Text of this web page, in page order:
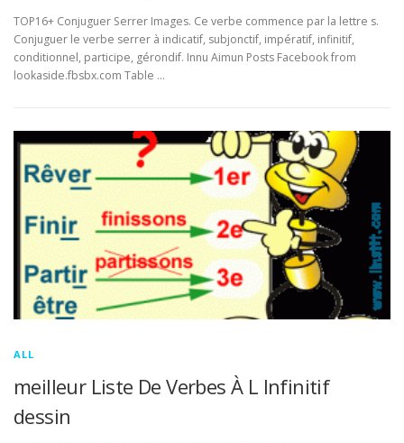
TOP16+ Conjuguer Serrer Images. Ce verbe commence par la lettre s.
Conjuguer le verbe serrer à indicatif, subjonctif, impératif, infinitif,
conditionnel, participe, gérondif. Innu Aimun Posts Facebook from
lookaside.fbsbx.com Table …
ALL
meilleur Liste De Verbes À L Infinitif
dessin